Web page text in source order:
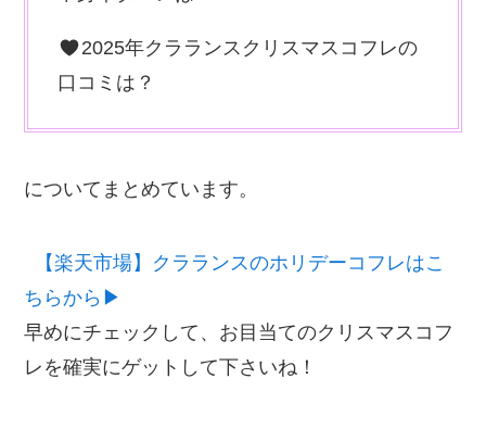
2025年クラランスクリスマスコフレの
口コミは？
についてまとめています。
【楽天市場】クラランスのホリデーコフレはこ
ちらから▶
早めにチェックして、お目当てのクリスマスコフ
レを確実にゲットして下さいね！